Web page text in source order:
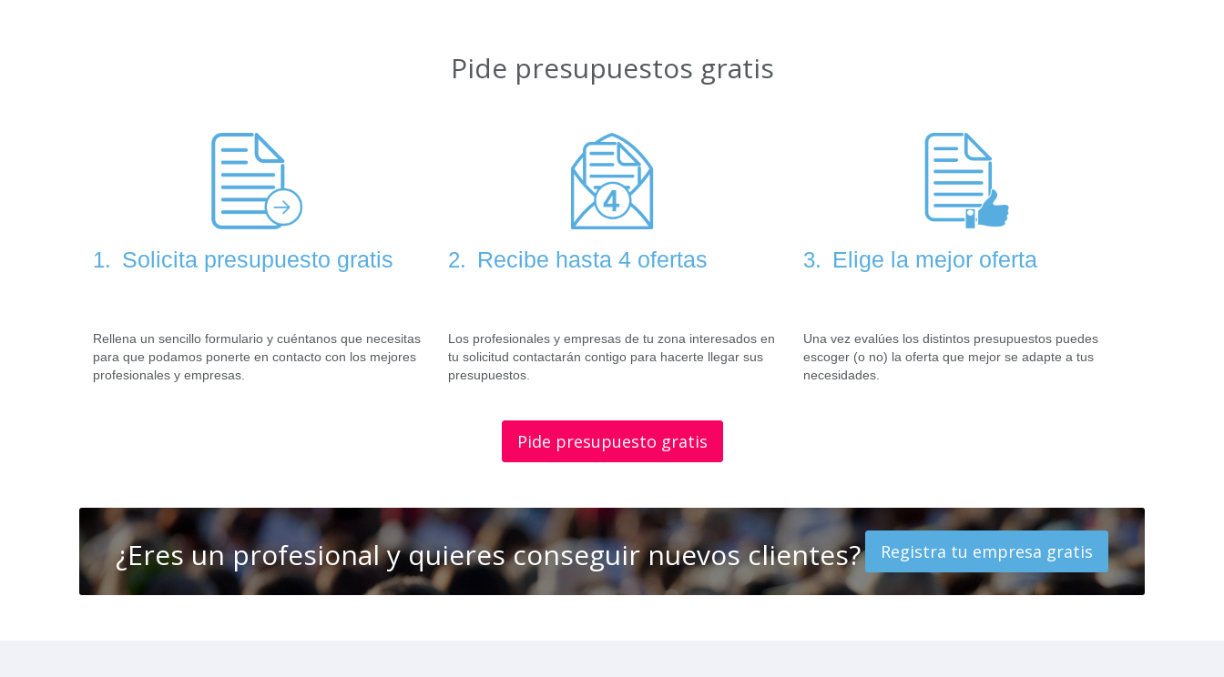
Pide presupuestos gratis
1. Solicita presupuesto gratis
Rellena un sencillo formulario y cuéntanos que necesitas
para que podamos ponerte en contacto con los mejores
profesionales y empresas.
2. Recibe hasta 4 ofertas
Los profesionales y empresas de tu zona interesados en
tu solicitud contactarán contigo para hacerte llegar sus
presupuestos.
3. Elige la mejor oferta
Una vez evalúes los distintos presupuestos puedes
escoger (o no) la oferta que mejor se adapte a tus
necesidades.
Pide presupuesto gratis
¿Eres un profesional y quieres conseguir nuevos clientes? Registra tu empresa gratis